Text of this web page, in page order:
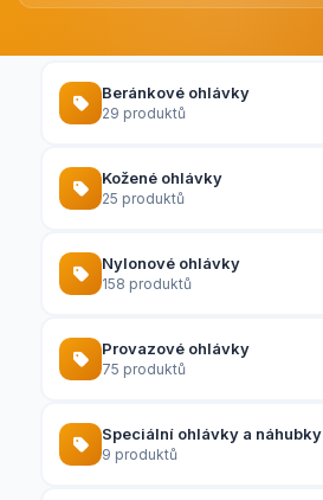
Beránkové ohlávky
29 produktů
Kožené ohlávky
25 produktů
Nylonové ohlávky
158 produktů
Provazové ohlávky
75 produktů
Speciální ohlávky a náhubky
9 produktů